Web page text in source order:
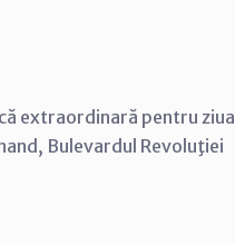
extraordinară pentru ziua
Bulevardul Revoluţiei